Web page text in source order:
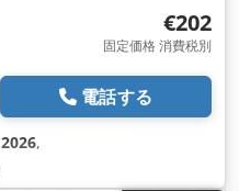
€202
固定価格 消費税別
電話する
2026,